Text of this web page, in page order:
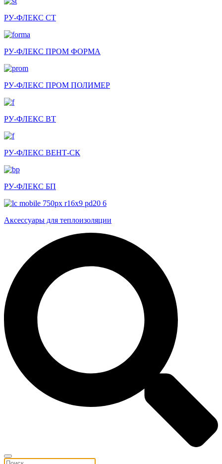
РУ-ФЛЕКС СТ
РУ-ФЛЕКС ПРОМ ФОРМА
РУ-ФЛЕКС ПРОМ ПОЛИМЕР
РУ-ФЛЕКС ВТ
РУ-ФЛЕКС ВЕНТ-СК
РУ-ФЛЕКС БП
Аксессуары для теплоизоляции